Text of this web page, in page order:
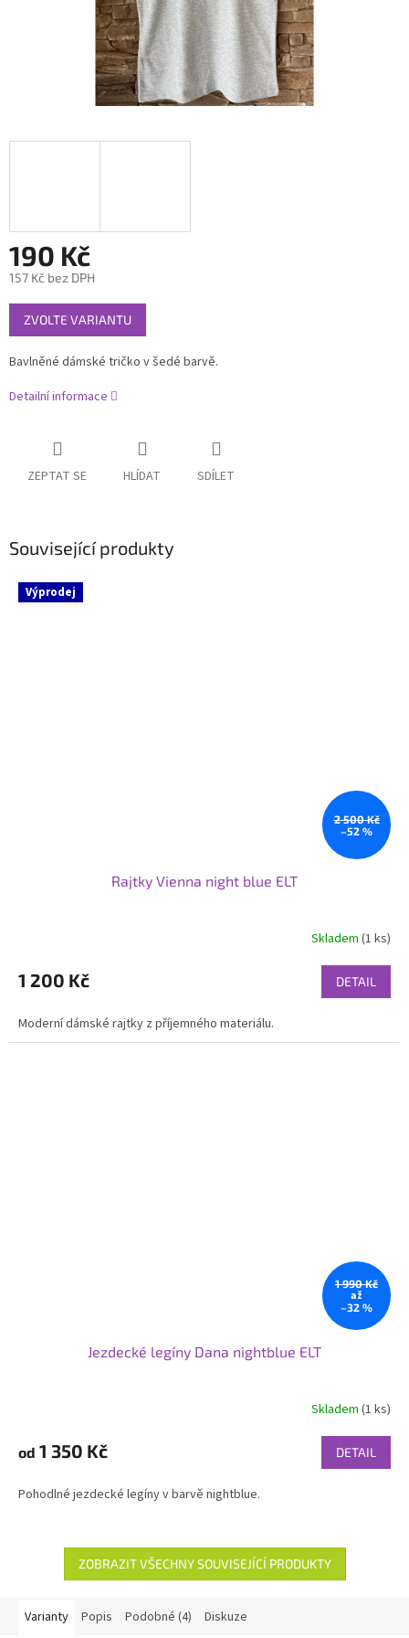
190 Kč
157 Kč bez DPH
Měrná
cena:
ZVOLTE VARIANTU
Bavlněné dámské tričko v šedé barvě.
Detailní informace
ZEPTAT SE HLÍDAT SDÍLET
Související produkty
Výprodej
2 500 Kč
–52 %
Rajtky Vienna night blue ELT
Skladem (1 ks)
1 200 Kč DETAIL
Moderní dámské rajtky z příjemného materiálu.
1 990 Kč
až
–32 %
Jezdecké legíny Dana nightblue ELT
produktu
je
z
Skladem(1 ks)
od 1 350 Kč DETAIL
Pohodlné jezdecké legíny v barvě nightblue.
ZOBRAZIT VŠECHNY SOUVISEJÍCÍ PRODUKTY
Varianty Popis Podobné (4) Diskuze